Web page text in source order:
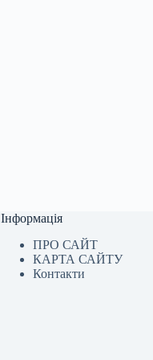
Інформація
ПРО САЙТ
КАРТА САЙТУ
Контакти